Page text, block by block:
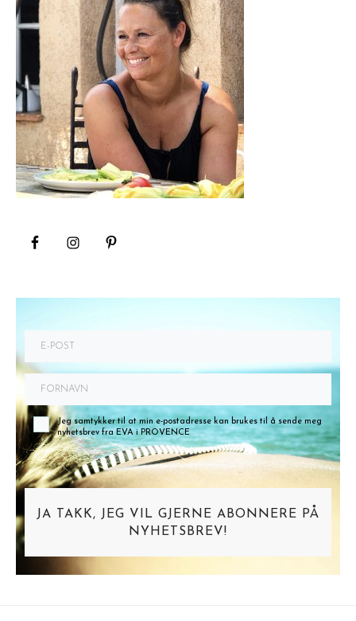
Jeg samtykker til at min e-postadresse kan brukes til å sende meg
nyhetsbrev fra EVA i PROVENCE
JA TAKK, JEG VIL GJERNE ABONNERE PÅ
NYHETSBREV!